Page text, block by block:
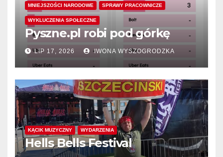
MNIEJSZOŚCI NARODOWE SPRAWY PRACOWNICZE
WYKLUCZENIA SPOŁECZNE
Pyszne.pl robi pod górkę
LIP 17, 2026 IWONA WYSZOGRODZKA
KĄCIK MUZYCZNY WYDARZENIA
Hells Bells Festival